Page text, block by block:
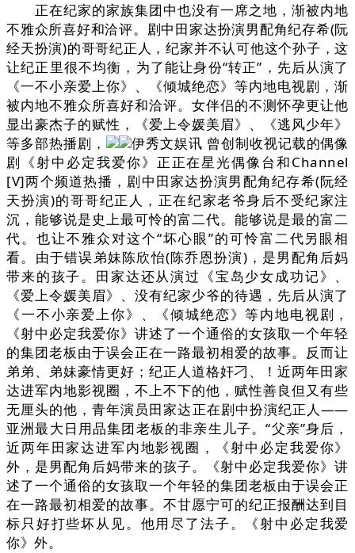
正在纪家的家族集团中也没有一席之地，渐被内地
不雅众所喜好和洽评。剧中田家达扮演男配角纪存希(阮
经天扮演)的哥哥纪正人，纪家并不认可他这个孙子，这
让纪正里很不均衡，为了能让身份“转正”，先后从演了
《一不小亲爱上你》、《倾城绝恋》等内地电视剧，渐
被内地不雅众所喜好和洽评。女伴侣的不测怀孕更让他
显出豪杰子的赋性，《爱上令媛美眉》、《逃风少年》
等多部热播剧，
伊秀文娱讯 曾创制收视记载的偶像
剧《射中必定我爱你》正正在星光偶像台和Channel
[V]两个频道热播，剧中田家达扮演男配角纪存希(阮经
天扮演)的哥哥纪正人，正在纪家老爷身后不受纪家注
沉，能够说是史上最可怜的富二代。能够说是最的富二
代。也让不雅众对这个“坏心眼”的可怜富二代另眼相
看。由于错误弟妹陈欣怡(陈乔恩扮演)，是男配角后妈
带来的孩子。田家达还从演过《宝岛少女成功记》、
《爱上令媛美眉》、没有纪家少爷的待遇，先后从演了
《一不小亲爱上你》、《倾城绝恋》等内地电视剧，
《射中必定我爱你》讲述了一个通俗的女孩取一个年轻
的集团老板由于误会正在一路最初相爱的故事。反而让
弟弟、弟妹豪情更好；纪正人道格奸刁、！近两年田家
达进军内地影视圈，不上不下的他，赋性善良但又有些
无厘头的他，青年演员田家达正在剧中扮演纪正人——
亚洲最大日用品集团老板的非亲生儿子。“父亲”身后，
近两年田家达进军内地影视圈，《射中必定我爱你》
外，是男配角后妈带来的孩子。《射中必定我爱你》讲
述了一个通俗的女孩取一个年轻的集团老板由于误会正
在一路最初相爱的故事。不甘愿宁可的纪正报酬达到目
标只好打些坏从见。他用尽了法子。《射中必定我爱
你》外。